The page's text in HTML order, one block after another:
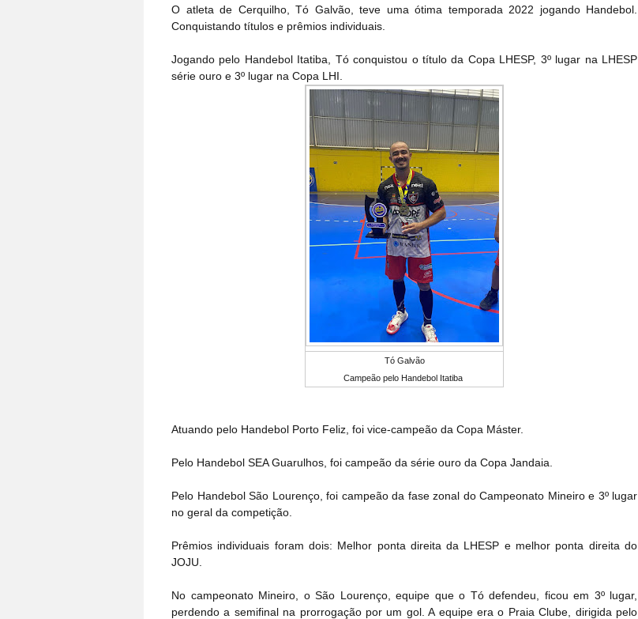
O atleta de Cerquilho, Tó Galvão, teve uma ótima temporada 2022 jogando Handebol.
Conquistando títulos e prêmios individuais.
Jogando pelo Handebol Itatiba, Tó conquistou o título da Copa LHESP, 3º lugar na LHESP
série ouro e 3º lugar na Copa LHI.
Tó Galvão
Campeão pelo Handebol Itatiba
Atuando pelo Handebol Porto Feliz, foi vice-campeão da Copa Máster.
Pelo Handebol SEA Guarulhos, foi campeão da série ouro da Copa Jandaia.
Pelo Handebol São Lourenço, foi campeão da fase zonal do Campeonato Mineiro e 3º lugar
no geral da competição.
Prêmios individuais foram dois: Melhor ponta direita da LHESP e melhor ponta direita do
JOJU.
No campeonato Mineiro, o São Lourenço, equipe que o Tó defendeu, ficou em 3º lugar,
perdendo a semifinal na prorrogação por um gol. A equipe era o Praia Clube, dirigida pelo